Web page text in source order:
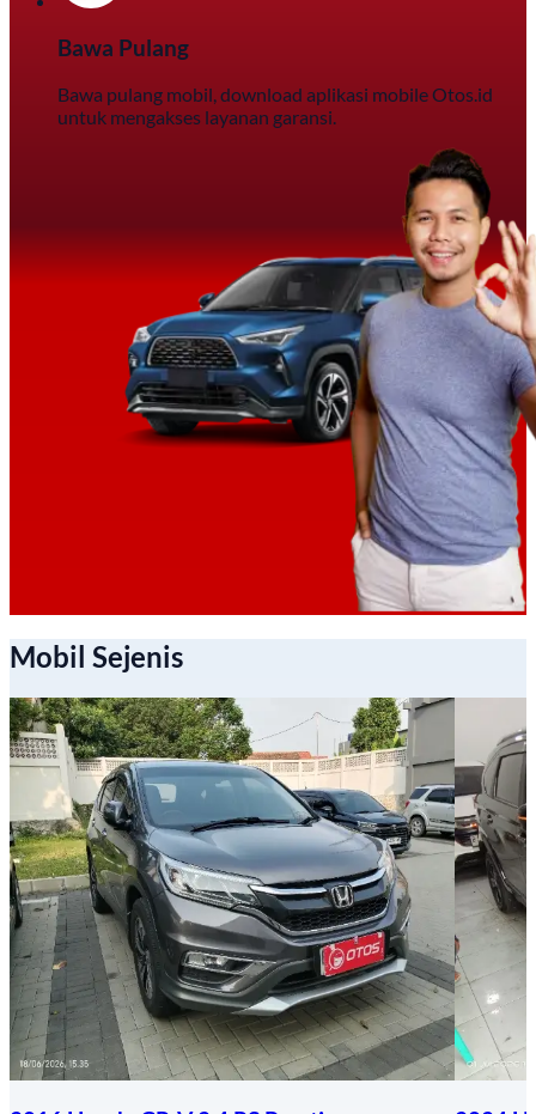
Bawa Pulang
Bawa pulang mobil, download aplikasi mobile Otos.id
untuk mengakses layanan garansi.
Mobil Sejenis